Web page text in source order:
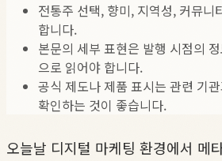
전통주 선택, 향미, 지역성, 커뮤니
합니다.
본문의 세부 표현은 발행 시점의
으로 읽어야 합니다.
공식 제도나 제품 표시는 관련 기
확인하는 것이 좋습니다.
오늘날 디지털 마케팅 환경에서 메